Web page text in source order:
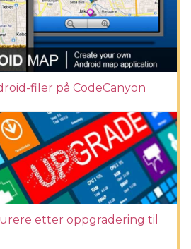
filer på CodeCanyon
etter oppgradering til